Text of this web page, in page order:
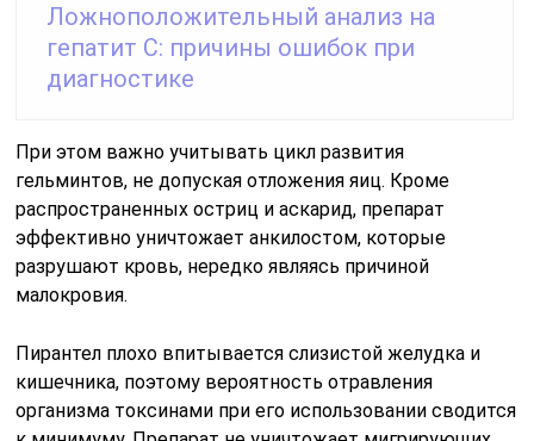
Ложноположительный анализ на
гепатит С: причины ошибок при
диагностике
При этом важно учитывать цикл развития
гельминтов, не допуская отложения яиц. Кроме
распространенных остриц и аскарид, препарат
эффективно уничтожает анкилостом, которые
разрушают кровь, нередко являясь причиной
малокровия.
Пирантел плохо впитывается слизистой желудка и
кишечника, поэтому вероятность отравления
организма токсинами при его использовании сводится